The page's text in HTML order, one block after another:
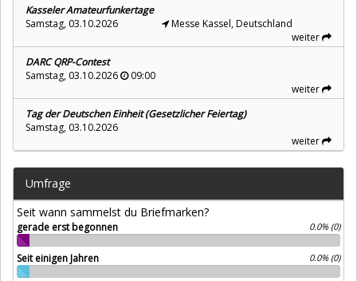
Kasseler Amateurfunkertage
Samstag, 03.10.2026
Messe Kassel, Deutschland
weiter
DARC QRP-Contest
Samstag, 03.10.2026
09:00
weiter
Tag der Deutschen Einheit (Gesetzlicher Feiertag)
Samstag, 03.10.2026
weiter
Umfrage
Seit wann sammelst du Briefmarken?
gerade erst begonnen 0.0% (0)
Seit einigen Jahren 0.0% (0)